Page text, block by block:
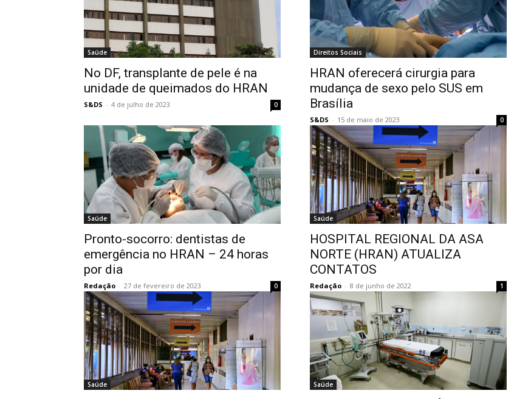
Saúde
No DF, transplante de pele é na
unidade de queimados do HRAN
S&DS - 4 de julho de 2023 0
Direitos Sociais
HRAN oferecerá cirurgia para
mudança de sexo pelo SUS em
Brasília
S&DS - 15 de maio de 2023 0
Saúde
Pronto-socorro: dentistas de
emergência no HRAN – 24 horas
por dia
Redação - 27 de fevereiro de 2023 0
Saúde
HOSPITAL REGIONAL DA ASA
NORTE (HRAN) ATUALIZA
CONTATOS
Redação - 8 de junho de 2022 1
Saúde Saúde